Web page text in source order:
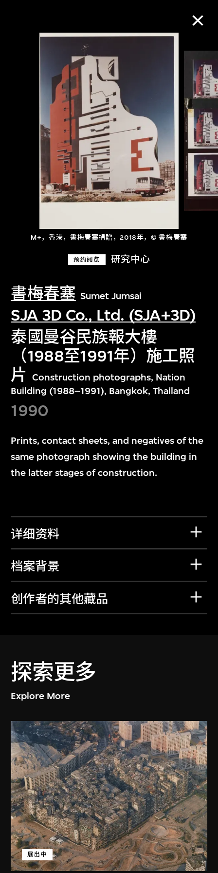
M+，香港，書梅春塞捐贈，2018年，© 書梅春塞
预约阅览 研究中心
書梅春塞 Sumet Jumsai
SJA 3D Co., Ltd. (SJA+3D)
泰國曼谷民族報大樓
（1988至1991年）施工照
片 Construction photographs, Nation
Building (1988–1991), Bangkok, Thailand
1990
Prints, contact sheets, and negatives of the
same photograph showing the building in
the latter stages of construction.
详细资料
档案背景
创作者的其他藏品
探索更多
Explore More
展出中
M+藏品
进一步筛选 搜索
关于M+藏品
探索世界顶级的二十及二十一世纪视觉
文化藏品。